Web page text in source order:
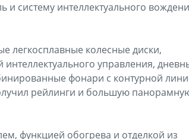
систему интеллектуального
легкосплавные колесные диски,
управления,
фонари с контурной
рейлинги и большую
функцией обогрева и отделкой из